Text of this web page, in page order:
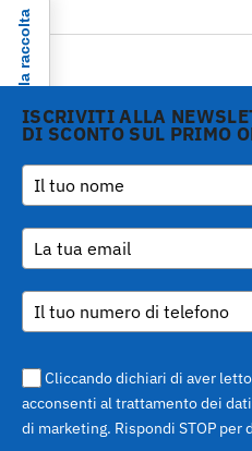
Copyright © 2026 Gi.Metal
srl - VAT no. 01888690979
Via Croce Rossa 1/C - 51037
Montale PT
Le tue preferenze relative alla privacy
Informativa sulla raccoltaISCRIVITI ALLA
DI SCONTO SUL PRIMO
Cliccando dichiari di aver
acconsenti al trattamento dei
di marketing. Rispondi STOP per